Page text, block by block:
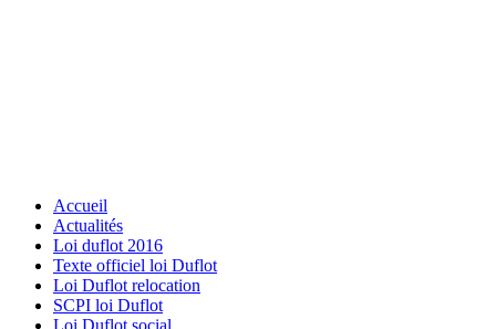
Accueil
Actualités
Loi duflot 2016
Texte officiel loi Duflot
Loi Duflot relocation
SCPI loi Duflot
Loi Duflot social